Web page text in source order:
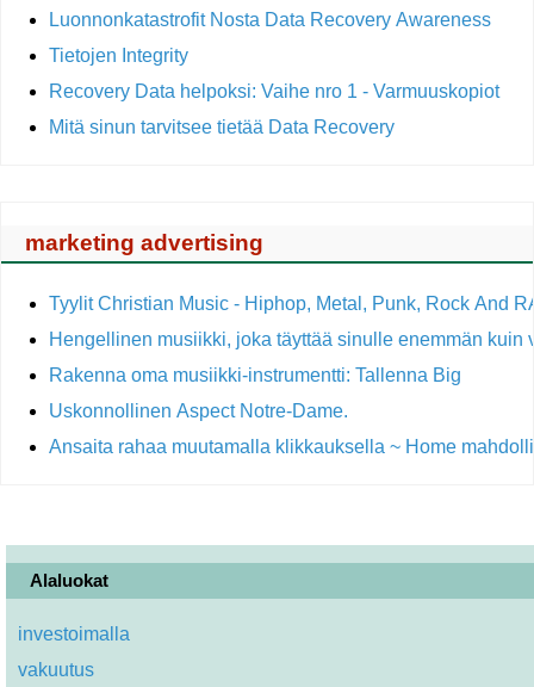
Luonnonkatastrofit Nosta Data Recovery Awareness
Tietojen Integrity
Recovery Data helpoksi: Vaihe nro 1 - Varmuuskopiot
Mitä sinun tarvitsee tietää Data Recovery
marketing advertising
Tyylit Christian Music - Hiphop, Metal, Punk, Rock And
Hengellinen musiikki, joka täyttää sinulle enemmän
Rakenna oma musiikki-instrumentti: Tallenna Big
Uskonnollinen Aspect Notre-Dame.
Ansaita rahaa muutamalla klikkauksella ~ Home
Alaluokat
investoimalla
vakuutus